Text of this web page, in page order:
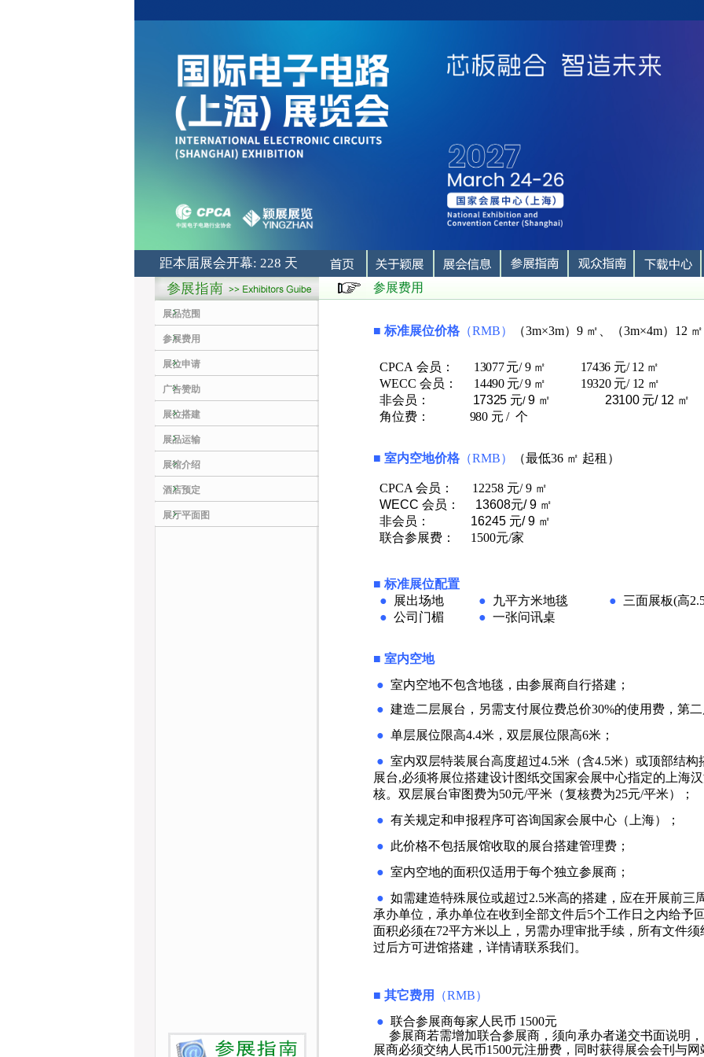
距本届展会开幕: 228 天
展品范围
参展费用
展位申请
广告赞助
展位搭建
展品运输
展馆介绍
酒店预定
展厅平面图
参展费用
■ 标准展位价格（RMB） （3m×3m） 9 ㎡、 （3m×4m） 12 ㎡
CPCA 会员 ： 13077 元/9 ㎡ 17436 元/12 ㎡
WECC 会员 ： 14490 元/9 ㎡ 19320 元/12 ㎡
非会员 ： 17325 元/ 9 ㎡ 23100 元/12 ㎡
角位费： 980 元 / 个
■ 室内空地价格（RMB） （最低36 ㎡ 起租）
CPCA 会员： 12258 元/ 9 ㎡
WECC 会员： 13608元/ 9 ㎡
非会员： 16245 元/ 9 ㎡
联合参展费： 1500元/家
■ 标准展位配置
●
展出场地 ● 九平方米地毯 ● 三面展板(高
● 公司门楣 ● 一张问讯桌
■ 室内空地
● 室内空地不包含地毯，由参展商自行搭建；
● 建造二层展台，另需支付展位费总价30%的使用费，第
● 单层展位限高4.4米，双层展位限高6米；
● 室内双层特装展台高度超过4.5米（含4.5米）或顶部结构
展台,必须将展位搭建设计图纸交国家会展中心指定的上海
核。 双层展台审图费为50元/平米（复核费为25元/平米）；
● 有关规定和申报程序可咨询国家会展中心（上海）；
● 此价格不包括展馆收取的展台搭建管理费；
● 室内空地的面积仅适用于每个独立参展商；
● 如需建造特殊展位或超过2.5米高的搭建，应在开展前三
承办单位，承办单位在收到全部文件后5个工作日之内给予
面积必须在72平方米以上，另需办理审批手续，所有文件
过后方可进馆搭建，详情请联系我们。
■ 其它费用 （RMB）
● 联合参展商每家人民币 1500元
参展商若需增加联合参展商，须向承办者递交书面说明
展商必须交纳人民币1500元注册费，同时获得展会会刊与